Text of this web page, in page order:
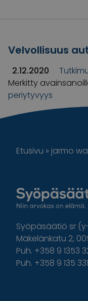
Velvollisuus
2.12.2020
Merkitty
periytyvyys
Etusivu » jarmo
Syöpäsäätiö sr
Mäkelänkatu 2,
Puh. +358 9
Puh. +358 9 135